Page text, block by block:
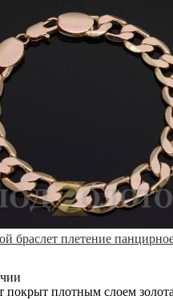
браслет плетение
покрыт плотным слоем